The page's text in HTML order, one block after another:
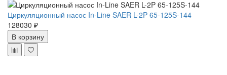
Циркуляционный насос In-Line SAER L-2P 65-125S-144
128030 ₽
В корзину